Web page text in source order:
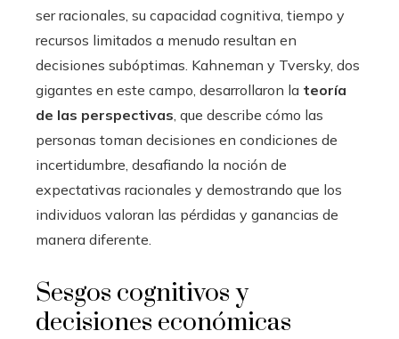
ser racionales, su capacidad cognitiva, tiempo y
recursos limitados a menudo resultan en
decisiones subóptimas. Kahneman y Tversky, dos
gigantes en este campo, desarrollaron la teoría
de las perspectivas, que describe cómo las
personas toman decisiones en condiciones de
incertidumbre, desafiando la noción de
expectativas racionales y demostrando que los
individuos valoran las pérdidas y ganancias de
manera diferente.
Sesgos cognitivos y
decisiones económicas